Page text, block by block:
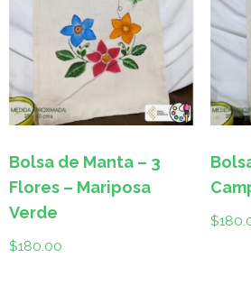
Bolsa de Manta – 3
Flores – Mariposa
Verde
$180.00
$